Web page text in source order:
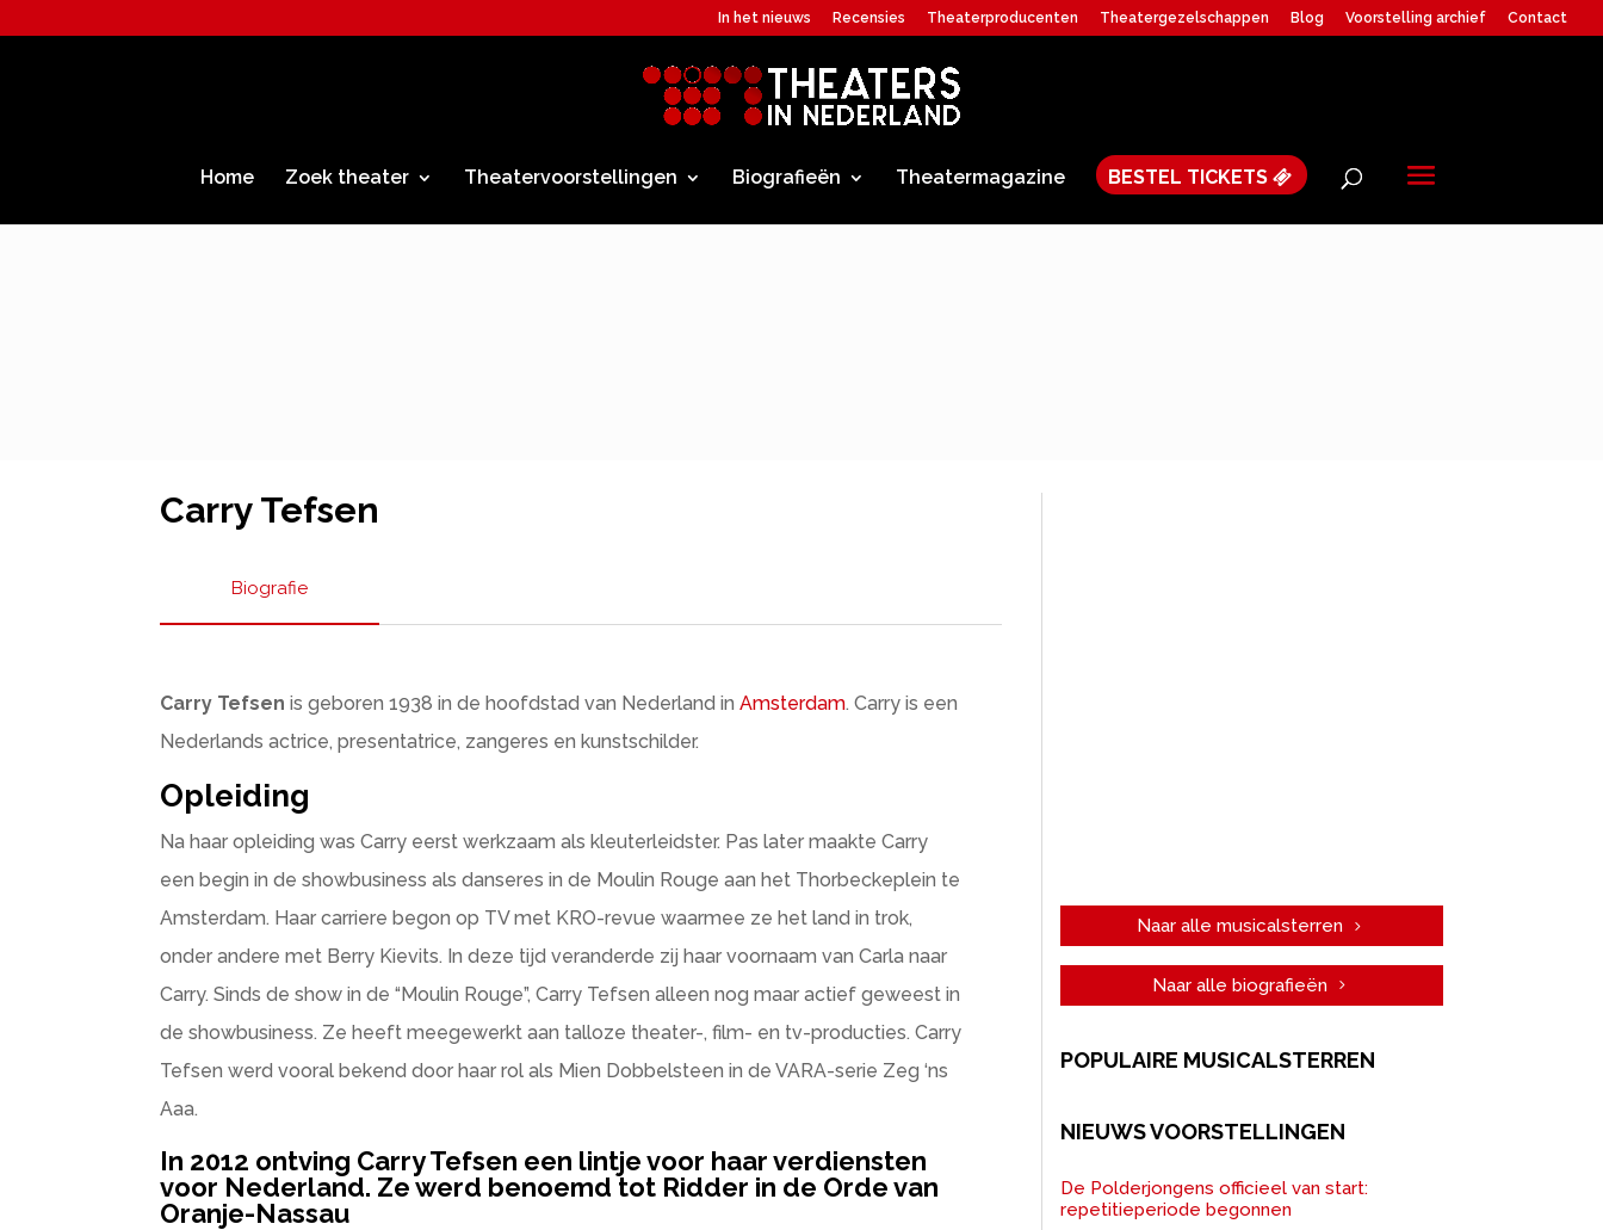
In het nieuws Recensies Theaterproducenten Theatergezelschappen Blog Voorstelling archief Contact
Home Zoek theater Theatervoorstellingen Biografieën Theatermagazine BESTEL TICKETS
Carry Tefsen
Biografie
Carry Tefsen is geboren 1938 in de hoofdstad van Nederland inAmsterdam. Carry is een
Nederlands actrice, presentatrice, zangeres en kunstschilder.
Opleiding
Na haar opleiding was Carry eerst werkzaam als kleuterleidster. Pas later maakte Carry
een begin in de showbusiness als danseres in de Moulin Rouge aan het Thorbeckeplein te
Amsterdam. Haar carriere begon op TV met KRO-revue waarmee ze het land in trok,
onder andere met Berry Kievits. In deze tijd veranderde zij haar voornaam van Carla naar
Carry. Sinds de show in de “Moulin Rouge”, Carry Tefsen alleen nog maar actief geweest in
de showbusiness. Ze heeft meegewerkt aan talloze theater-, film- en tv-producties. Carry
Tefsen werd vooral bekend door haar rol als Mien Dobbelsteen in de VARA-serie Zeg ‘ns
Aaa.
In 2012 ontving Carry Tefsen een lintje voor haar verdiensten
voor Nederland. Ze werd benoemd tot Ridder in de Orde van
Oranje-Nassau
Naar alle musicalsterren
Naar alle biografieën
POPULAIRE MUSICALSTERREN
NIEUWS VOORSTELLINGEN
De Polderjongens officieel van start:
repetitieperiode begonnen